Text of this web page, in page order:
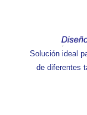
Solución ideal
de diferentes